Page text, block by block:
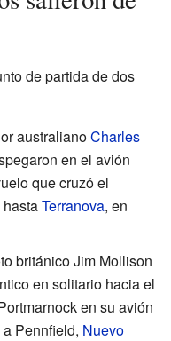
de partida de dos
australianoCharles
en el avión
que cruzó el
Terranova, en
británico Jim Mollison
en solitario hacia el
en su avión
Pennfield, Nuevo